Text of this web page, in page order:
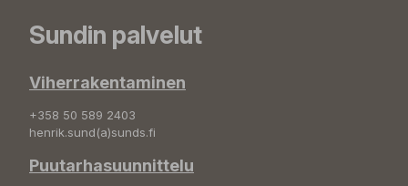
Sundin palvelut
Viherrakentaminen
+358 50 589 2403
henrik.sund(a)sunds.fi
Puutarhasuunnittelu